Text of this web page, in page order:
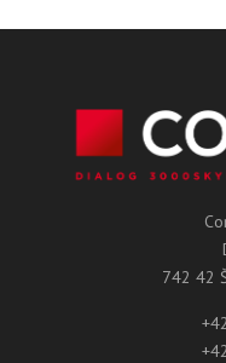
742 42